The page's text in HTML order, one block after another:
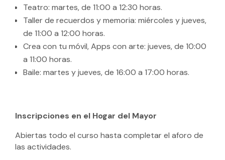
Teatro: martes, de 11:00 a 12:30 horas.
Taller de recuerdos y memoria: miércoles y jueves,
de 11:00 a 12:00 horas.
Crea con tu móvil, Apps con arte: jueves, de 10:00
a 11:00 horas.
Baile: martes y jueves, de 16:00 a 17:00 horas.
Inscripciones en el Hogar del Mayor
Abiertas todo el curso hasta completar el aforo de
las actividades.